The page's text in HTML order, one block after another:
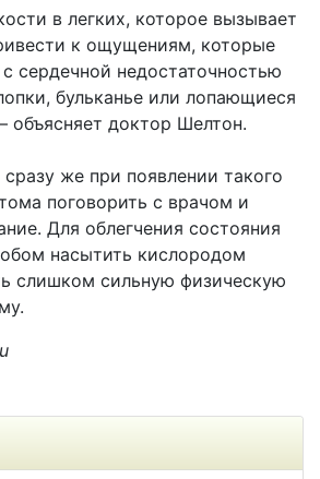
в легких, которое вызывает
к ощущениям, которые
сердечной недостаточностью
бульканье или лопающиеся
объясняет доктор Шелтон.
же при появлении такого
поговорить с врачом и
Для облегчения состояния
насытить кислородом
слишком сильную физическую